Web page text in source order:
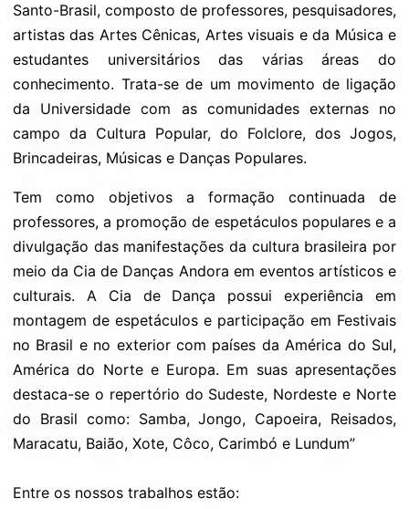
Santo-Brasil, composto de professores, pesquisadores,
artistas das Artes Cênicas, Artes visuais e da Música e
estudantes universitários das várias áreas do
conhecimento. Trata-se de um movimento de ligação
da Universidade com as comunidades externas no
campo da Cultura Popular, do Folclore, dos Jogos,
Brincadeiras, Músicas e Danças Populares.
Tem como objetivos a formação continuada de
professores, a promoção de espetáculos populares e a
divulgação das manifestações da cultura brasileira por
meio da Cia de Danças Andora em eventos artísticos e
culturais. A Cia de Dança possui experiência em
montagem de espetáculos e participação em Festivais
no Brasil e no exterior com países da América do Sul,
América do Norte e Europa. Em suas apresentações
destaca-se o repertório do Sudeste, Nordeste e Norte
do Brasil como: Samba, Jongo, Capoeira, Reisados,
Maracatu, Baião, Xote, Côco, Carimbó e Lundum”
Entre os nossos trabalhos estão: